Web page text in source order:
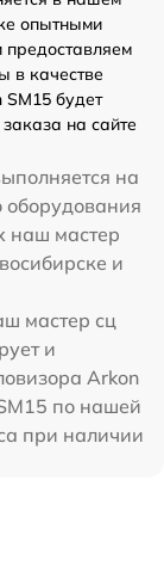
опытными
предоставляем
в качестве
будет
на сайте
на
оборудования
наш мастер
и
мастер сц
и
Arkon
по нашей
при наличии